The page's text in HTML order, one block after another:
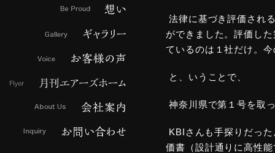
法律に基づき評価され
ができました。評価し
ているのは１社だけ。
と、いうことで、
神奈川県で第１号を取
KBIさんも手探りだっ
価書（設計通りに高性